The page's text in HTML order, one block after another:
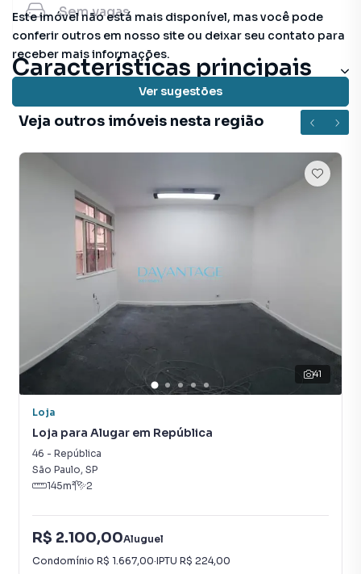
Este imóvel não está mais disponível, mas você pode
conferir outros em nosso site ou deixar seu contato para
receber mais informações.
Ver sugestões
Sem vagas
Características principais
Veja outros imóveis nesta região
41
Loja
Loja para Alugar em República
46 - República
São Paulo, SP
145m² 2
R$ 2.100,00Aluguel
Condomínio R$ 1.667,00·IPTU R$ 224,00